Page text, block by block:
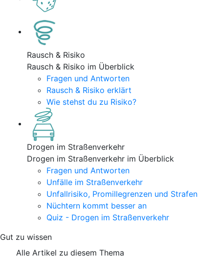
Rausch & Risiko
Rausch & Risiko im Überblick
Fragen und Antworten
Rausch & Risiko erklärt
Wie stehst du zu Risiko?
Drogen im Straßenverkehr
Drogen im Straßenverkehr im Überblick
Fragen und Antworten
Unfälle im Straßenverkehr
Unfallrisiko, Promillegrenzen und Strafen
Nüchtern kommt besser an
Quiz - Drogen im Straßenverkehr
Gut zu wissen
Alle Artikel zu diesem Thema